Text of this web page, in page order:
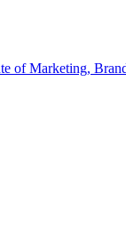
of Marketing,